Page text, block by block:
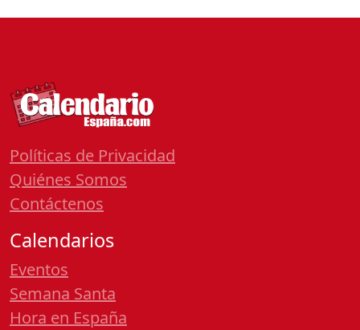
Políticas de Privacidad
Quiénes Somos
Contáctenos
Calendarios
Eventos
Semana Santa
Hora en España